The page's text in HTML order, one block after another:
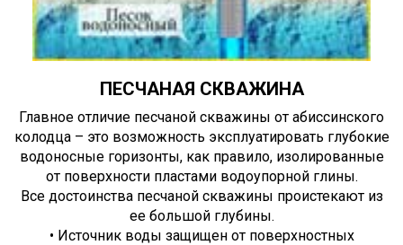
ПЕСЧАНАЯ СКВАЖИНА
Главное отличие песчаной скважины от абиссинского
колодца – это возможность эксплуатировать глубокие
водоносные горизонты, как правило, изолированные
от поверхности пластами водоупорной глины.
Все достоинства песчаной скважины проистекают из
ее большой глубины.
• Источник воды защищен от поверхностных